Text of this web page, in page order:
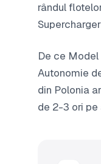
rândul
De ce Model
Autonomie
din Polonia
de 2-3 ori